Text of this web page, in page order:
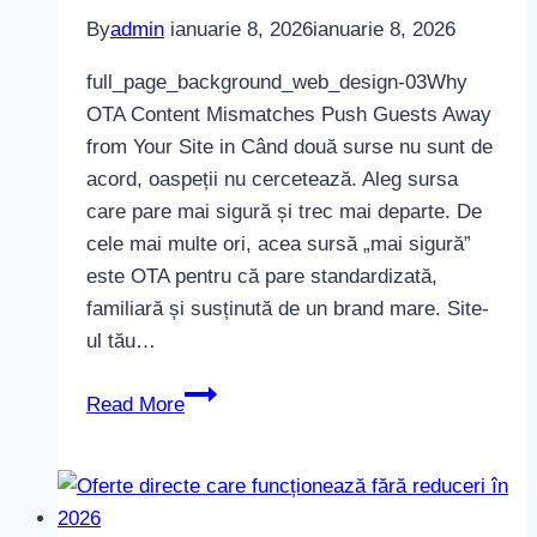
Byadmin ianuarie 8, 2026ianuarie 8, 2026
full_page_background_web_design-03Why
OTA Content Mismatches Push Guests Away
from Your Site in Când două surse nu sunt de
acord, oaspeții nu cercetează. Aleg sursa
care pare mai sigură și trec mai departe. De
cele mai multe ori, acea sursă „mai sigură”
este OTA pentru că pare standardizată,
familiară și susținută de un brand mare. Site-
ul tău…
Read More
De
de